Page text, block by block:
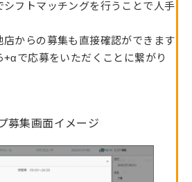
フトマッチングを行うことで人手
からの募集も直接確認ができます
で応募をいただくことに繋がり
募集画面イメージ